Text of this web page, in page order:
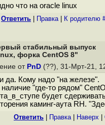
что на oracle linux
Ответить Правка| К родителю
стабильный выпуск
форка CentOS 8"
от PnD (??), 31-Мрт-21,
да. Кому надо "на железе".
"где-то рядом"
будет
каминг-аута RH.
Ответить Правка| Наверх